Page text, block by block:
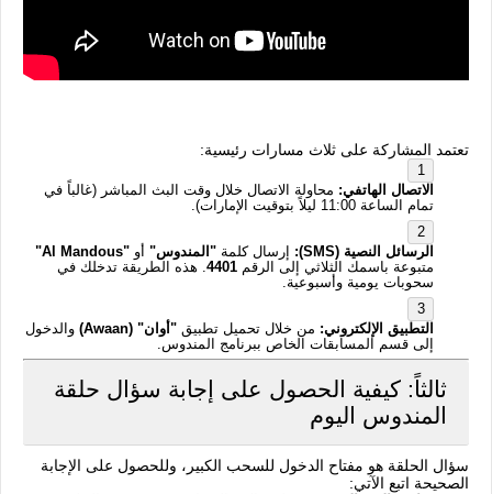
تعتمد المشاركة على ثلاث مسارات رئيسية:
الاتصال الهاتفي: محاولة الاتصال خلال وقت البث المباشر (غالباً في
تمام الساعة 11:00 ليلاً بتوقيت الإمارات).
الرسائل النصية (SMS): إرسال كلمة "المندوس" أو "Al Mandous"
متبوعة باسمك الثلاثي إلى الرقم 4401 . هذه الطريقة تدخلك في
سحوبات يومية وأسبوعية.
التطبيق الإلكتروني: من خلال تحميل تطبيق "أوان" (Awaan)
والدخول
إلى قسم المسابقات الخاص ببرنامج المندوس.
ثالثاً: كيفية الحصول على إجابة سؤال حلقة
المندوس اليوم
سؤال الحلقة هو مفتاح الدخول للسحب الكبير، وللحصول على الإجابة
الصحيحة اتبع الآتي: